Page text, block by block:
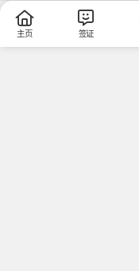
主页 签证